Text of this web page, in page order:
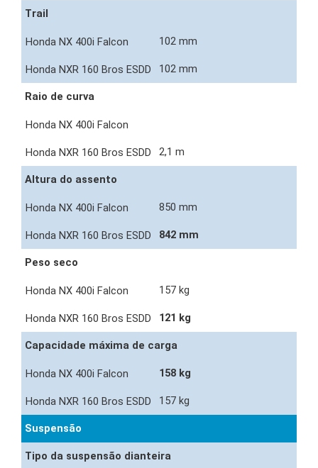
Trail
102 mm
102 mm
Raio de curva
2,1 m
Altura do assento
850 mm
842 mm
Peso seco
157 kg
121 kg
Capacidade máxima de carga
158 kg
157 kg
Suspensão
Tipo da suspensão dianteira